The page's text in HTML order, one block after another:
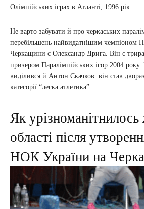
Олімпійських іграх в Атланті, 1996 рік.
Не варто забувати й про черкаських
перебільшень найвидатнішим чемпіоном
Черкащини є Олександр Дрига. Він є
призером Паралімпійських ігор 2004
виділився й Антон Скачков: він став
категорії “легка атлетика”.
Як
області після
НОК України на